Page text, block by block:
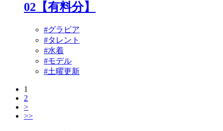
02【有料分】
#グラビア
#タレント
#水着
#モデル
#土曜更新
1
2
>
>>